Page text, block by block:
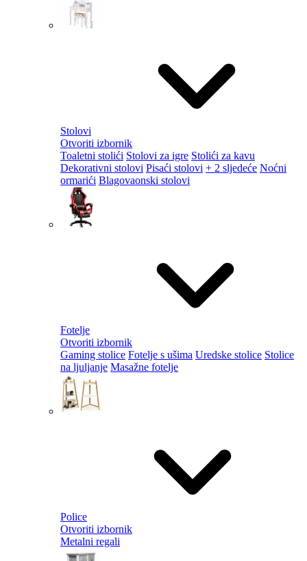
Stolovi
Otvoriti izbornik
Toaletni stolići Stolovi za igre Stolići za kavu
Dekorativni stolovi Pisaći stolovi + 2 sljedeće Noćni
ormarići Blagovaonski stolovi
Fotelje
Otvoriti izbornik
Gaming stolice Fotelje s ušima Uredske stolice Stolice
na ljuljanje Masažne fotelje
Police
Otvoriti izbornik
Metalni regali